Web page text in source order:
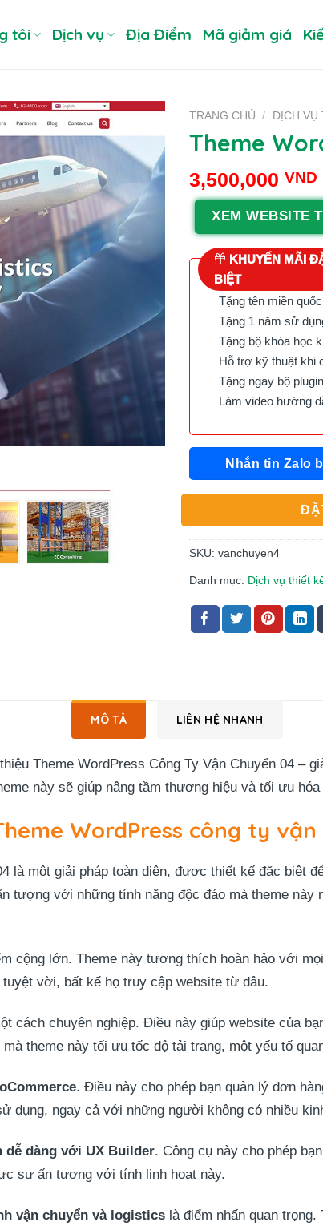
tôi Dịch vụ Địa Điểm Mã giảm giá
TRANG CHỦ / DỊCH VỤ
Theme
3,500,000 VND
XEM WEBSITE
KHUYẾN MÃI
BIỆT
Tặng tên miền
Tặng 1 năm sử
Tặng bộ khóa học
Hỗ trợ kỹ thuật khi
Tặng ngay bộ
Làm video hướng
Nhắn tin Zalo
SKU: vanchuyen4
Danh mục: Dịch vụ thiết
MÔ TẢ LIÊN HỆ NHANH
Theme WordPress Công Ty Vận Chuyển 04 –
này sẽ giúp nâng tầm thương hiệu và tối ưu
WordPress công ty vận
là một giải pháp toàn diện, được thiết kế đặc biệt
với những tính năng độc đáo mà theme này
cộng lớn. Theme này tương thích hoàn hảo với
vời, bất kể họ truy cập website từ đâu.
cách chuyên nghiệp. Điều này giúp website của
theme này tối ưu tốc độ tải trang, một yếu tố
. Điều này cho phép bạn quản lý đơn
dụng, ngay cả với những người không có nhiều
dễ dàng với UX Builder. Công cụ này cho phép
sự ấn tượng với tính linh hoạt này.
vận chuyển và logistics là điểm nhấn quan